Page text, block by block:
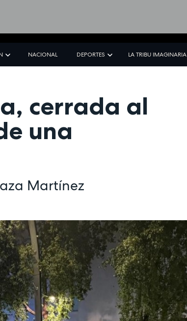
NACIONAL DEPORTES LA TRIBU IMAGINARIA
cerrada al
una
Martínez